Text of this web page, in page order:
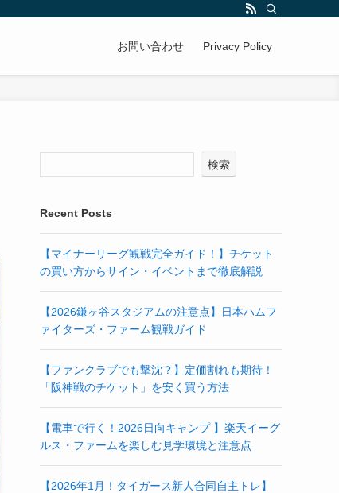
お問い合わせ Privacy Policy
検索
Recent Posts
【マイナーリーグ観戦完全ガイド！】チケット
の買い方からサイン・イベントまで徹底解説
【2026鎌ヶ谷スタジアムの注意点】日本ハムフ
ァイターズ・ファーム観戦ガイド
【ファンクラブでも撃沈？】定価割れも期待！
「阪神戦のチケット」を安く買う方法
【電車で行く！2026日向キャンプ 】楽天イーグ
ルス・ファームを楽しむ見学環境と注意点
【2026年1月！タイガース新人合同自主トレ】